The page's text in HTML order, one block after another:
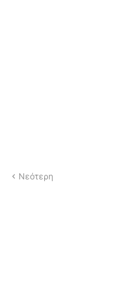
Νεότερη